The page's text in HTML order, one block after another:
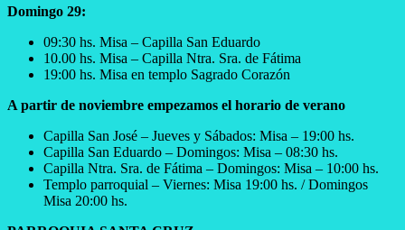
Domingo 29:
09:30 hs. Misa – Capilla San Eduardo
10.00 hs. Misa – Capilla Ntra. Sra. de Fátima
19:00 hs. Misa en templo Sagrado Corazón
A partir de noviembre empezamos el horario de verano
Capilla San José – Jueves y Sábados: Misa – 19:00 hs.
Capilla San Eduardo – Domingos: Misa – 08:30 hs.
Capilla Ntra. Sra. de Fátima – Domingos: Misa – 10:00 hs.
Templo parroquial – Viernes: Misa 19:00 hs. / Domingos
Misa 20:00 hs.